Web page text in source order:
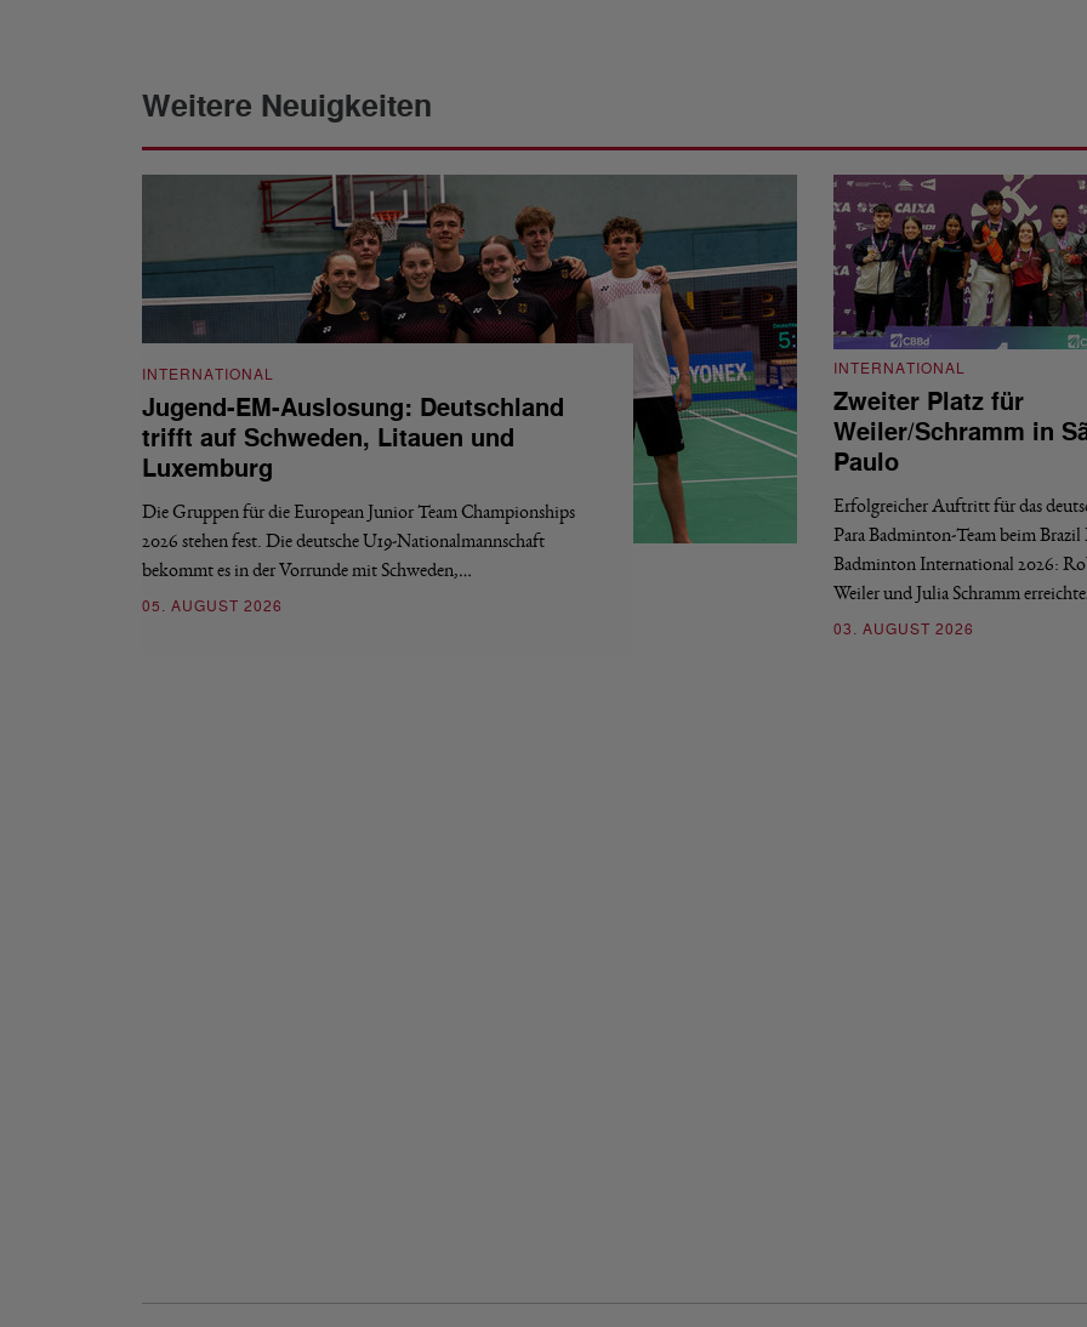
Weitere Neuigkeiten
INTERNATIONAL
Jugend-EM-Auslosung: Deutschland
trifft auf Schweden, Litauen und
Luxemburg
Die Gruppen für die European Junior Team Championships
2026 stehen fest. Die deutsche U19-Nationalmannschaft
bekommt es in der Vorrunde mit Schweden,…
05. AUGUST 2026
INTERNATIONAL
Zweiter Platz für
Weiler/Schramm in
Paulo
Erfolgreicher Auftritt für das
Para Badminton-Team beim Brazil
Badminton International 2026:
Weiler und Julia Schramm
03. AUGUST 2026